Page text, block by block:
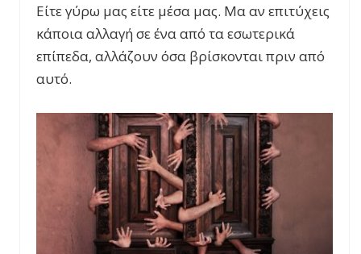
Είτε γύρω μας είτε μέσα μας. Μα αν επιτύχεις
κάποια αλλαγή σε ένα από τα εσωτερικά
επίπεδα, αλλάζουν όσα βρίσκονται πριν από
αυτό.